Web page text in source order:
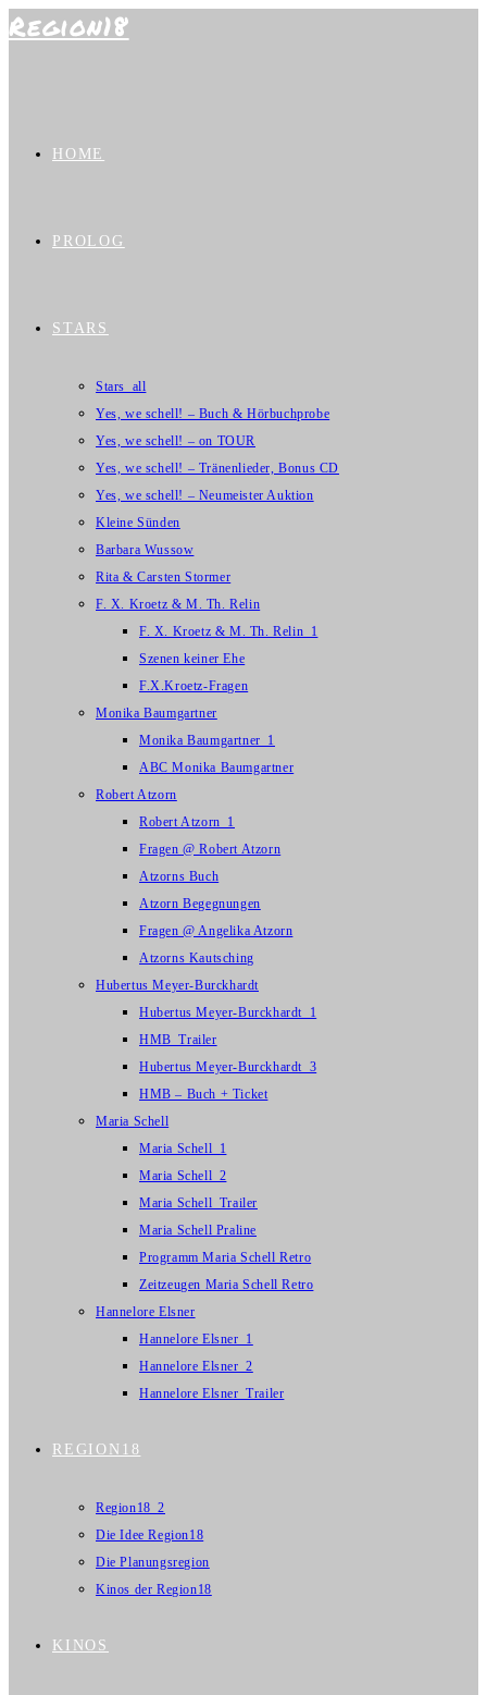
Zum
Region18
HOME
PROLOG
STARS
Stars_all
Yes, we schell! – Buch & Hörbuchprobe
Yes, we schell! – on TOUR
Yes, we schell! – Tränenlieder, Bonus CD
Yes, we schell! – Neumeister Auktion
Kleine Sünden
Barbara Wussow
Rita & Carsten Stormer
F. X. Kroetz & M. Th. Relin
F. X. Kroetz & M. Th. Relin_1
Szenen keiner Ehe
F.X.Kroetz-Fragen
Monika Baumgartner
Monika Baumgartner_1
ABC Monika Baumgartner
Robert Atzorn
Robert Atzorn_1
Fragen @ Robert Atzorn
Atzorns Buch
Atzorn Begegnungen
Fragen @ Angelika Atzorn
Atzorns Kautsching
Hubertus Meyer-Burckhardt
Hubertus Meyer-Burckhardt_1
HMB_Trailer
Hubertus Meyer-Burckhardt_3
HMB – Buch + Ticket
Maria Schell
Maria Schell_1
Maria Schell_2
Maria Schell_Trailer
Maria Schell Praline
Programm Maria Schell Retro
Zeitzeugen Maria Schell Retro
Hannelore Elsner
Hannelore Elsner_1
Hannelore Elsner_2
Hannelore Elsner_Trailer
REGION18
Region18_2
Die Idee Region18
Die Planungsregion
Kinos der Region18
KINOS